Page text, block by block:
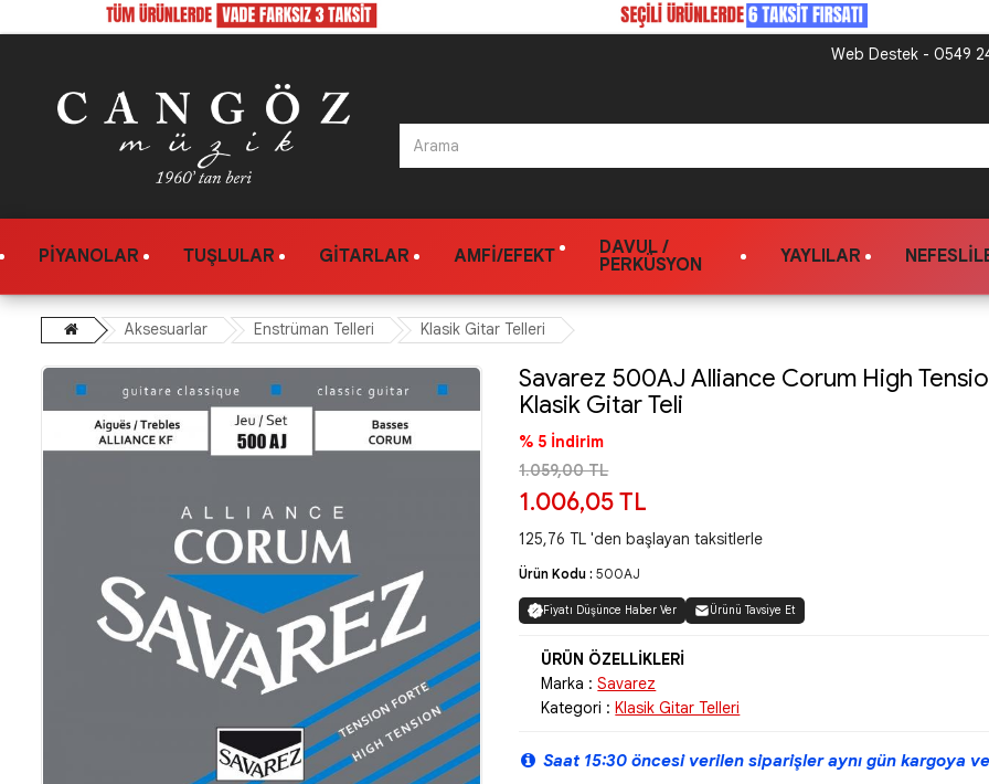
Web Destek - 0549
PIYANOLAR TUŞLULAR GITARLAR AMFI/EFEKT
DAVUL /
PERKÜSYON
YAYLILAR
Aksesuarlar Enstrüman Telleri Klasik Gitar Telleri
Savarez 500AJ Alliance Corum High
Klasik Gitar Teli
% 5 İndirim
1.059,00 TL
1.006,05 TL
125,76 TL 'den başlayan taksitlerle
Ürün Kodu :500AJ
Fiyatı Düşünce Haber Ver Ürünü Tavsiye Et
Marka :Savarez
Kategori :Klasik Gitar Telleri
Saat 15:30 öncesi verilen siparişler aynı gün kargoya